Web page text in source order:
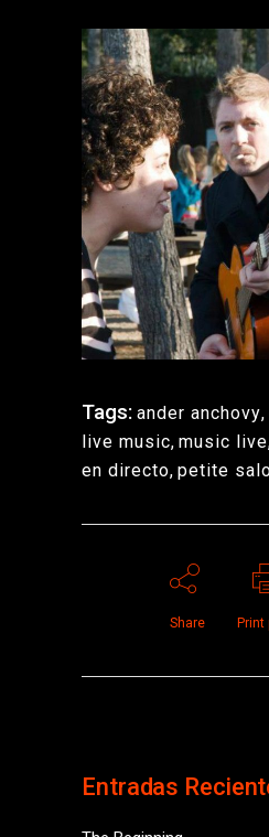
Tags: ander anchovy,
live music, music live
en directo, petite
Share Print
Entradas